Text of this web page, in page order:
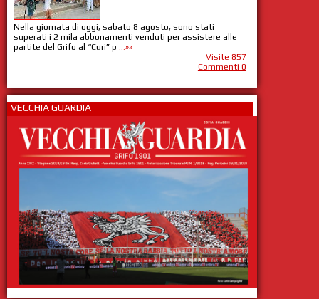
Nella giornata di oggi, sabato 8 agosto, sono stati
superati i 2 mila abbonamenti venduti per assistere alle
partite del Grifo al “Curi” p ...»»
Visite 857
Commenti 0
VECCHIA GUARDIA